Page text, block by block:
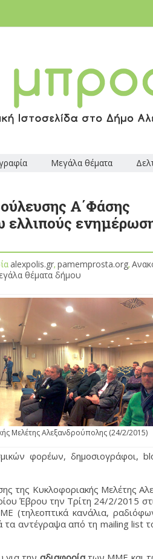
Μεγάλα θέματα
Α΄Φάσης
alexpolis.gr,pamemprosta.org,
θέματα δήμου
Μελέτης Αλεξανδρούπολης (24/2/2015)
φορέων, δημοσιογράφοι,
της Κυκλοφοριακής Μελέτης
Έβρου την Τρίτη 24/2/2015
(τηλεοπτικά κανάλια,
τα αντέγραψα από τη mailing list